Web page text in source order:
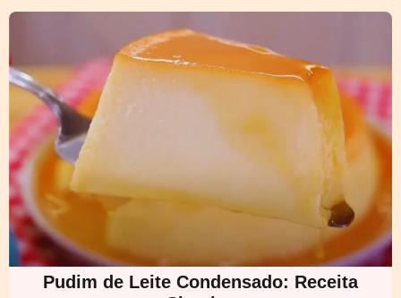
Pudim de Leite Condensado: Receita